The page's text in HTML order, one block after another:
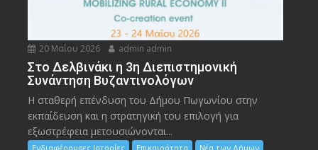
20 Μαΐου 2026 admin admin
Στο Δελβινάκι η 3η Διεπιστημονική
Συνάντηση Βυζαντινολόγων
Η σταθερή επένδυση του Δήμου Πωγωνίου στην
εκπαίδευση και η στρατηγική του επιλογή για
εξωστρέφεια μετουσιώνονται...
Ενδιαφέρουσες Ιστορίες Επικαιρότητα Νέα των Δήμων